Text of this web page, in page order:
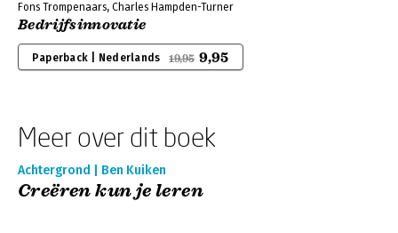
Fons Trompenaars, Charles Hampden-Turner
Bedrijfsinnovatie
Paperback | Nederlands 19,95 9,95
Meer over dit boek
Achtergrond | Ben Kuiken
Creëren kun je leren